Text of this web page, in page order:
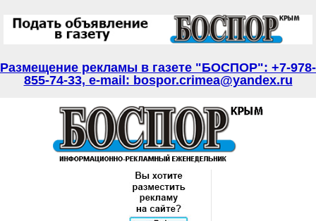
Размещение рекламы в газете "БОСПОР": +7-978-
855-74-33, e-mail: bospor.crimea@yandex.ru